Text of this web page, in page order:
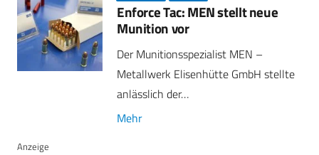
Enforce Tac: MEN stellt neue
Munition vor
Der Munitionsspezialist MEN –
Metallwerk Elisenhütte GmbH stellte
anlässlich der…
Mehr
Anzeige